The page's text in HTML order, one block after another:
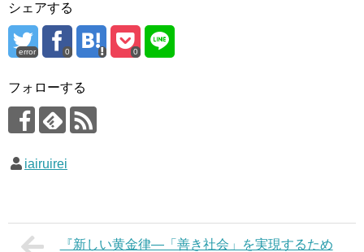
シェアする
error 0 0
フォローする
iairuirei
『新しい黄金律―「善き社会」を実現するため